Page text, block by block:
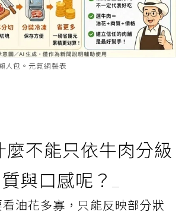
人包。元氣網製表
麼不能只依牛肉分級
與口感呢？
油花多寡，只能反映部分狀